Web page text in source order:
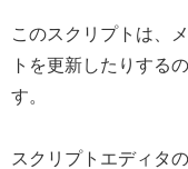
このスクリプトは、
トを更新したりする
す。
スクリプトエディタの